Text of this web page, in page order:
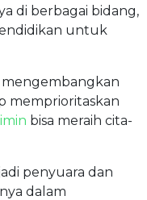
di berbagai bidang,
untuk
mengembangkan
memprioritaskan
bisa meraih cita-
penyuara dan
dalam